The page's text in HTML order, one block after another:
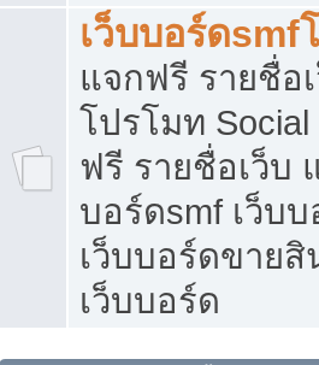
เว็บบอร์ดsmf
แจกฟรี รายชื่อ
โปรโมท
ฟรี รายชื่อเว็บ
บอร์ดsmf เว็บ
เว็บบอร์ดขาย
เว็บบอร์ด